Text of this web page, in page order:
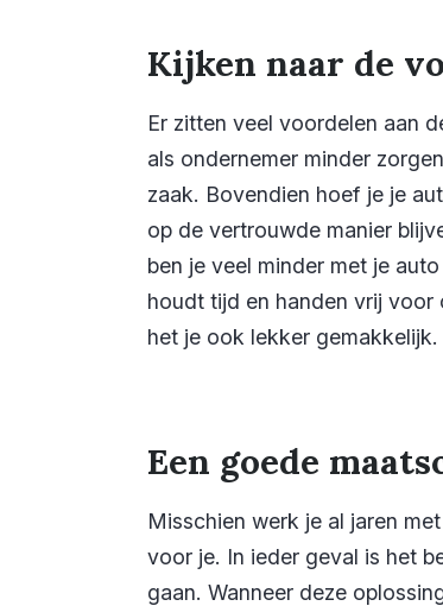
Kijken naar de
Er zitten veel voordelen aan
als ondernemer minder
zaak. Bovendien hoef je je
op de vertrouwde manier
ben je veel minder met je
houdt tijd en handen vrij voor
het je ook lekker
Een goede
Misschien werk je al jaren
voor je. In ieder geval is het
gaan. Wanneer deze